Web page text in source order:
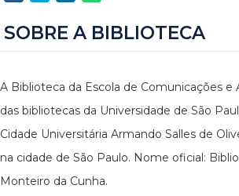
SOBRE A BIBLIOTECA
A Biblioteca da Escola de Comunicações e
das bibliotecas da Universidade de São
Cidade Universitária Armando Salles de
na cidade de São Paulo. Nome oficial:
Monteiro da Cunha.